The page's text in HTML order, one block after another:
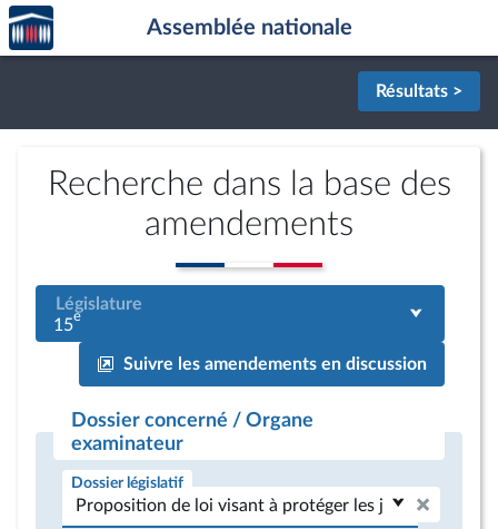
Aller au contenu
Aller en bas de la page
Accèder
à la
page
Assemblée nationale
Résultats >
Recherche dans la base des
amendements
Législature
15e
Suivre les amendements en discussion
Dossier concerné / Organe
examinateur
Dossier législatif